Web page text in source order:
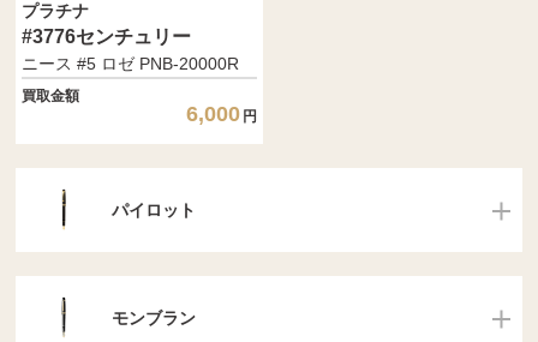
プラチナ
#3776センチュリー
ニース #5 ロゼ PNB-20000R
買取金額
6,000 円
パイロット
モンブラン